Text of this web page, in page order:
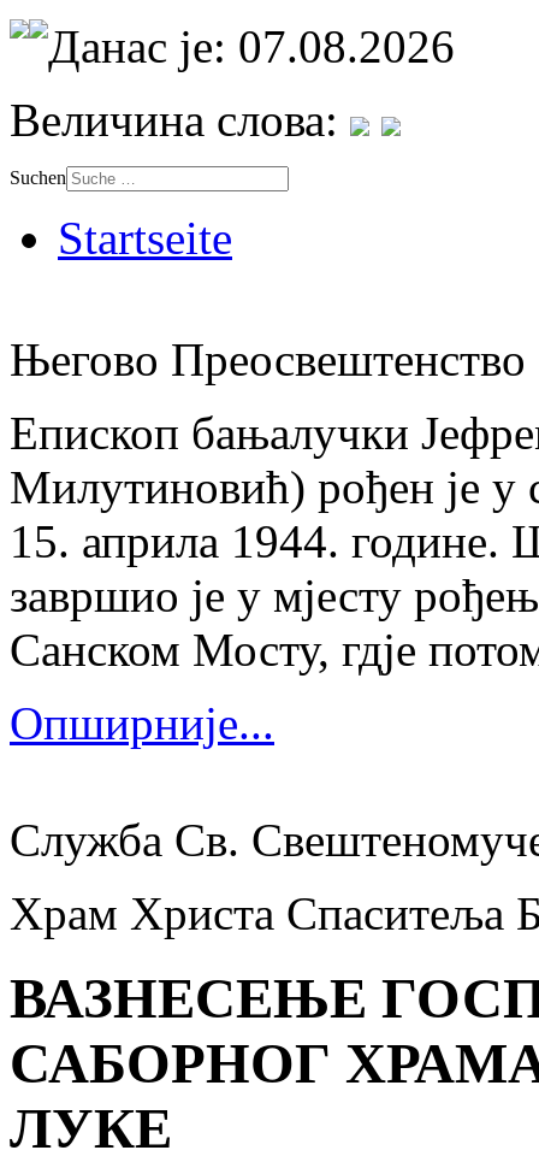
Данас је: 07.08.2026
Величина слова:
Suchen
Startseite
Његово
Епископ бањалучки
Милутиновић) рођен је у
15. априла 1944. године.
завршио је у мјесту
Санском Мосту, гдје
Опширније...
Служба Св.
Храм Христа Спаситеља
ВАЗНЕСЕЊЕ
САБОРНОГ
ЛУКE